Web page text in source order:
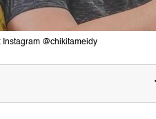
@chikitameidy